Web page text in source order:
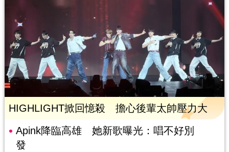
HIGHLIGHT掀回憶殺 擔心後輩太帥壓力大
Apink降臨高雄 她新歌曝光：唱不好別
發